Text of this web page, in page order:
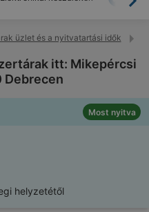
üzlet és a nyitvatartási idők
itt: Mikepércsi
Debrecen
Most nyitva
helyzetétől